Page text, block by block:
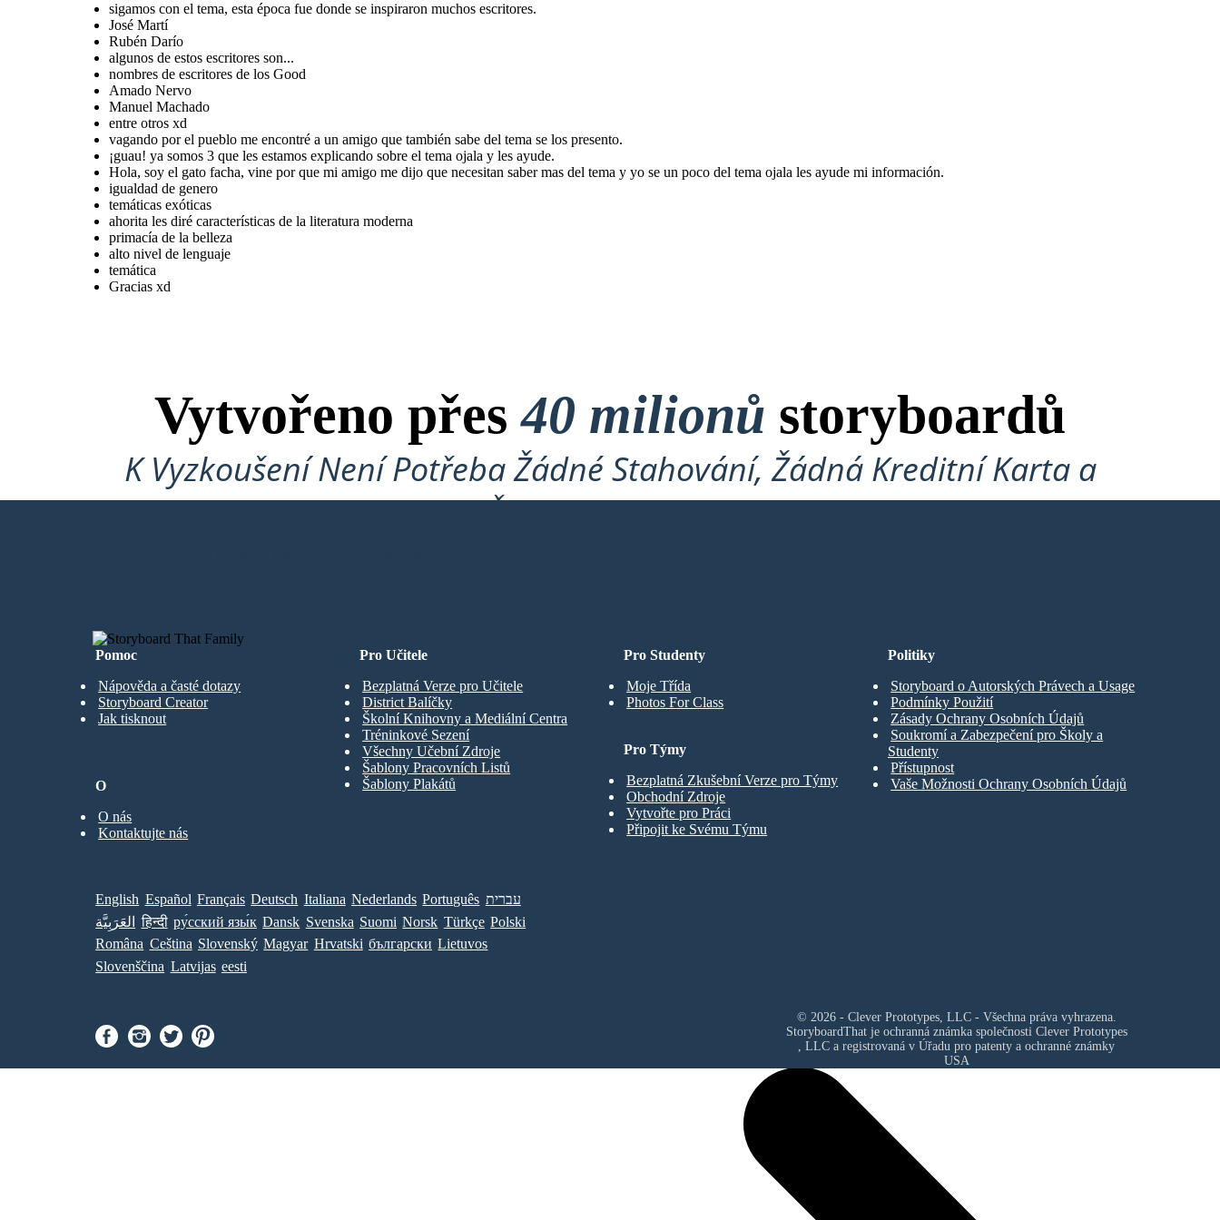
Gracias xd
sigamos con el tema, esta época fue donde se inspiraron muchos escritores.
José Martí
Rubén Darío
algunos de estos escritores son...
nombres de escritores de los Good
Amado Nervo
Manuel Machado
entre otros xd
vagando por el pueblo me encontré a un amigo que también sabe del tema se los presento.
¡guau! ya somos 3 que les estamos explicando sobre el tema ojala y les ayude.
Hola, soy el gato facha, vine por que mi amigo me dijo que necesitan saber mas del tema y yo se un poco del tema ojala les ayude mi información.
igualdad de genero
temáticas exóticas
ahorita les diré características de la literatura moderna
primacía de la belleza
alto nivel de lenguaje
temática
Gracias xd
Vytvořeno přes40 milionů storyboardů
K Vyzkoušení Není Potřeba Žádné Stahování, Žádná Kreditní Karta a
Žádné Přihlášení!
Pomoc
Nápověda a časté dotazy
Storyboard Creator
Jak tisknout
Pro Studenty
Moje Třída
Photos For Class
Pro Učitele
Bezplatná Verze pro Učitele
District Balíčky
Školní Knihovny a Mediální Centra
Tréninkové Sezení
Všechny Učební Zdroje
Šablony Pracovních Listů
Šablony Plakátů
Pro Týmy
Bezplatná Zkušební Verze pro Týmy
Obchodní Zdroje
Vytvořte pro Práci
Připojit ke Svému Týmu
O
O nás
Kontaktujte nás
Politiky
Storyboard o Autorských Právech a Usage
Podmínky Použití
Zásady Ochrany Osobních Údajů
Soukromí a Zabezpečení pro Školy a
Studenty
Přístupnost
Vaše Možnosti Ochrany Osobních Údajů
English Español Français Deutsch Italiana Nederlands Português עברית
العَرَبِيَّة
हिन्दी ру́сский язы́к Dansk Svenska Suomi Norsk Türkçe Polski
Româna Ceština Slovenský Magyar Hrvatski български Lietuvos
Slovenščina Latvijas eesti
© 2026 - Clever Prototypes, LLC - Všechna práva vyhrazena.
StoryboardThat je ochranná známka společnosti Clever Prototypes
, LLC a registrovaná v Úřadu pro patenty a ochranné známky
USA